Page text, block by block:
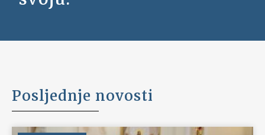
Saznajte više informacija o povijesti
Saznaj više...